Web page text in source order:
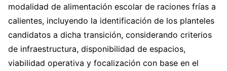
modalidad de alimentación escolar de raciones frías a
calientes, incluyendo la identificación de los planteles
candidatos a dicha transición, considerando criterios
de infraestructura, disponibilidad de espacios,
viabilidad operativa y focalización con base en el